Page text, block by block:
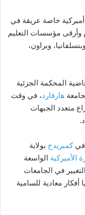
هي تحالف يضم 8 جامعات أميركية خاصة عريقة في
وأرقى مؤسسات التعليم
وبراون،
المحكمة الجزئية
هارفارد، في وقت
متعدد الجبهات
فيكمبريدج بولاية
الأميركية الواسعة
في الجامعات
أفكار معادية للسامية